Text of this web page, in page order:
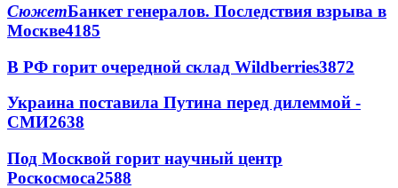
СюжетБанкет генералов. Последствия взрыва в
Москве4185
В РФ горит очередной склад Wildberries3872
Украина поставила Путина перед дилеммой -
СМИ2638
Под Москвой горит научный центр
Роскосмоса2588